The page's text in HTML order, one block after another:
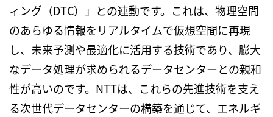
ィング（DTC）」との連動です。これは、物理空間
のあらゆる情報をリアルタイムで仮想空間に再現
し、未来予測や最適化に活用する技術であり、膨大
なデータ処理が求められるデータセンターとの親和
性が高いのです。 NTTは、これらの先進技術を支え
る次世代データセンターの構築を通じて、エネルギ